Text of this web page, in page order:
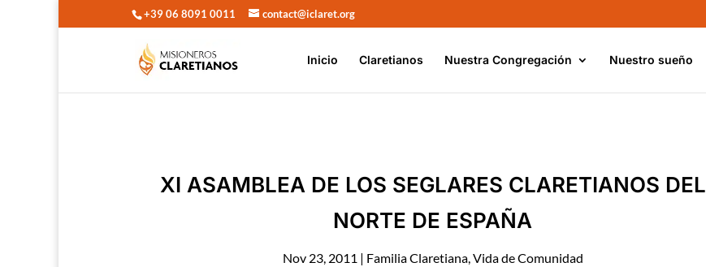
+39 06 8091 0011 contact@iclaret.org
Inicio Claretianos Nuestra Congregación Nuestro sueño
XI ASAMBLEA DE LOS SEGLARES CLARETIANOS DEL
NORTE DE ESPAÑA
Nov 23, 2011 | Familia Claretiana,Vida de Comunidad